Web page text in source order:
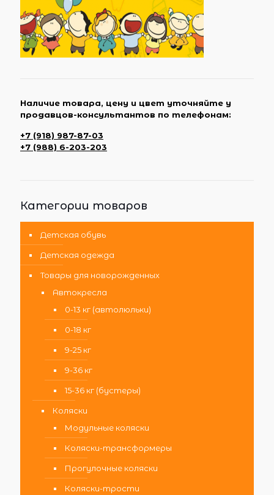
Наличие товара, цену и цвет уточняйте у
продавцов-консультантов по телефонам:
+7 (918) 987-87-03
+7 (988) 6-203-203
Категории товаров
Детская обувь
Детская одежда
Товары для новорожденных
Автокресла
0-13 кг (автолюльки)
0-18 кг
9-25 кг
9-36 кг
15-36 кг (бустеры)
Коляски
Модульные коляски
Коляски-трансформеры
Прогулочные коляски
Коляски-трости